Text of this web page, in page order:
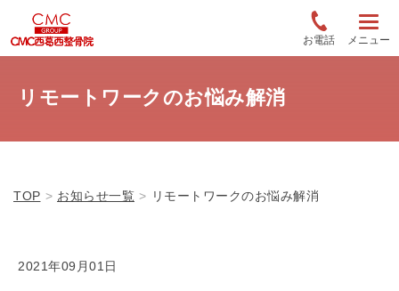
お電話 メニュー
リモートワークのお悩み解消
TOP お知らせ一覧 リモートワークのお悩み解消
2021年09月01日